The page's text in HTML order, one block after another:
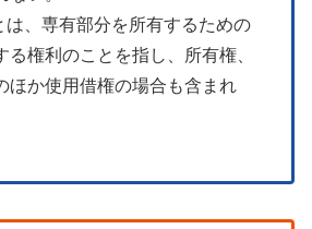
、専有部分を所有するための
る権利のことを指し、所有権、
ほか使用借権の場合も含まれ